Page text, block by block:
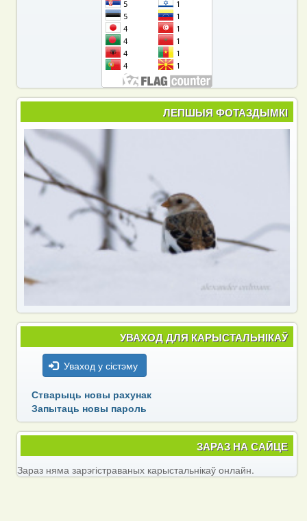
ЛЕПШЫЯ ФОТАЗДЫМКІ
УВАХОД ДЛЯ КАРЫСТАЛЬНІКАЎ
Уваход у сістэму
Стварыць новы рахунак
Запытаць новы пароль
ЗАРАЗ НА САЙЦЕ
Зараз няма зарэгістраваных карыстальнікаў онлайн.